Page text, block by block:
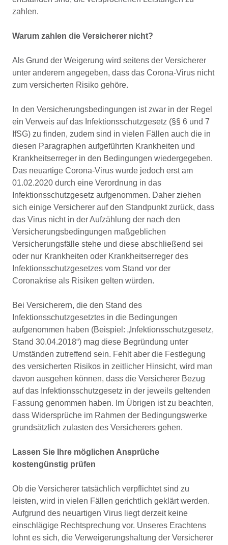
zahlen.
Warum zahlen die Versicherer nicht?
Als Grund der Weigerung wird seitens der Versicherer
unter anderem angegeben, dass das Corona-Virus nicht
zum versicherten Risiko gehöre.
In den Versicherungsbedingungen ist zwar in der Regel
ein Verweis auf das Infektionsschutzgesetz (§§ 6 und 7
IfSG) zu finden, zudem sind in vielen Fällen auch die in
diesen Paragraphen aufgeführten Krankheiten und
Krankheitserreger in den Bedingungen wiedergegeben.
Das neuartige Corona-Virus wurde jedoch erst am
01.02.2020 durch eine Verordnung in das
Infektionsschutzgesetz aufgenommen. Daher ziehen
sich einige Versicherer auf den Standpunkt zurück, dass
das Virus nicht in der Aufzählung der nach den
Versicherungsbedingungen maßgeblichen
Versicherungsfälle stehe und diese abschließend sei
oder nur Krankheiten oder Krankheitserreger des
Infektionsschutzgesetzes vom Stand vor der
Coronakrise als Risiken gelten würden.
Bei Versicherern, die den Stand des
Infektionsschutzgesetztes in die Bedingungen
aufgenommen haben (Beispiel: „Infektionsschutzgesetz,
Stand 30.04.2018“) mag diese Begründung unter
Umständen zutreffend sein. Fehlt aber die Festlegung
des versicherten Risikos in zeitlicher Hinsicht, wird man
davon ausgehen können, dass die Versicherer Bezug
auf das Infektionsschutzgesetz in der jeweils geltenden
Fassung genommen haben. Im Übrigen ist zu beachten,
dass Widersprüche im Rahmen der Bedingungswerke
grundsätzlich zulasten des Versicherers gehen.
Lassen Sie Ihre möglichen Ansprüche
kostengünstig prüfen
Ob die Versicherer tatsächlich verpflichtet sind zu
leisten, wird in vielen Fällen gerichtlich geklärt werden.
Aufgrund des neuartigen Virus liegt derzeit keine
einschlägige Rechtsprechung vor. Unseres Erachtens
lohnt es sich, die Verweigerungshaltung der Versicherer